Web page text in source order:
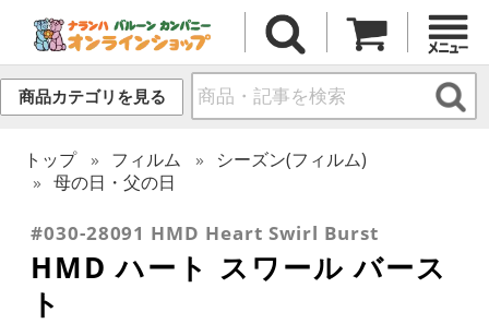
商品カテゴリを見る
トップ フィルム
シーズン(フィルム)
母の日・父の日
#030-28091 HMD Heart Swirl Burst
HMD ハート スワール バース
ト